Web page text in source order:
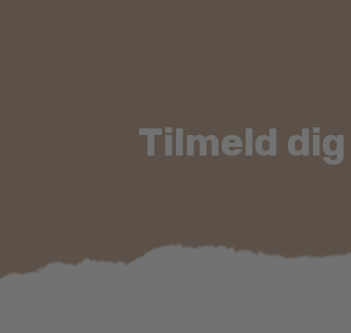
Tilmeld